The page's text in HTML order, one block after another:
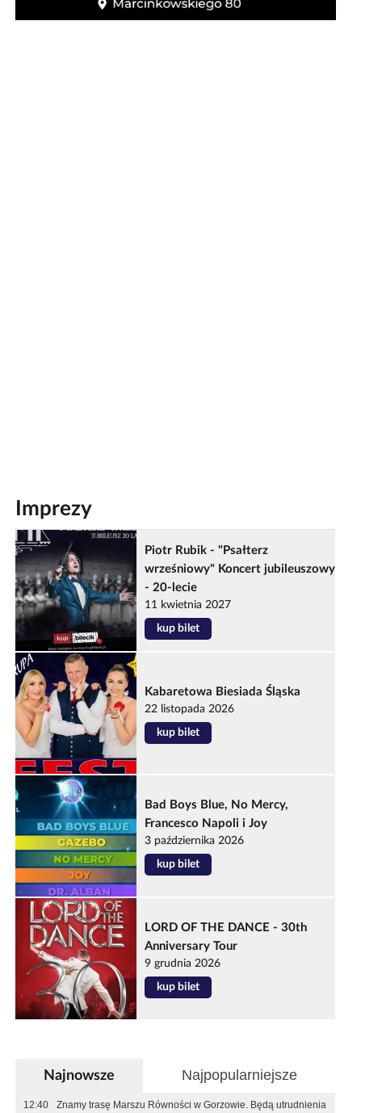
Imprezy
Piotr Rubik - "Psałterz
wrześniowy" Koncert jubileuszowy
- 20-lecie
11 kwietnia 2027
kup bilet
Kabaretowa Biesiada Śląska
22 listopada 2026
kup bilet
Bad Boys Blue, No Mercy,
Francesco Napoli i Joy
3 października 2026
kup bilet
LORD OF THE DANCE - 30th
Anniversary Tour
9 grudnia 2026
kup bilet
Najnowsze Najpopularniejsze
12:40 Znamy trasę Marszu Równości w Gorzowie. Będą utrudnienia